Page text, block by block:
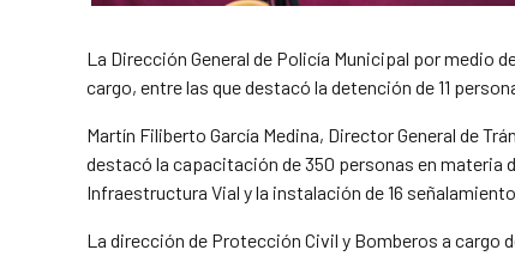
La Dirección General de Policía Municipal por medio
cargo, entre las que destacó la detención de 11
Martín Filiberto García Medina, Director General de
destacó la capacitación de 350 personas en materia
Infraestructura Vial y la instalación de 16
La dirección de Protección Civil y Bomberos a cargo